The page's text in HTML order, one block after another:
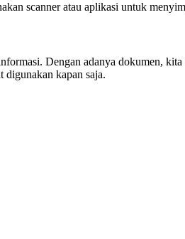
scanner atau aplikasi untuk
Dengan adanya dokumen,
digunakan kapan saja.